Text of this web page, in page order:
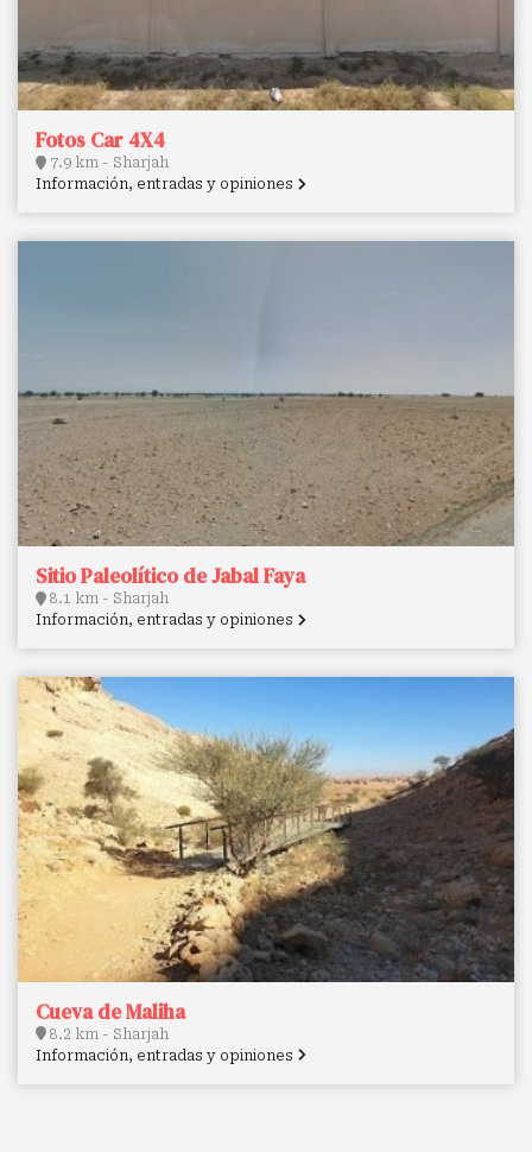
Fotos Car 4X4
7.9 km - Sharjah
Información, entradas y opiniones
Sitio Paleolítico de Jabal Faya
8.1 km - Sharjah
Información, entradas y opiniones
Cueva de Maliha
8.2 km - Sharjah
Información, entradas y opiniones